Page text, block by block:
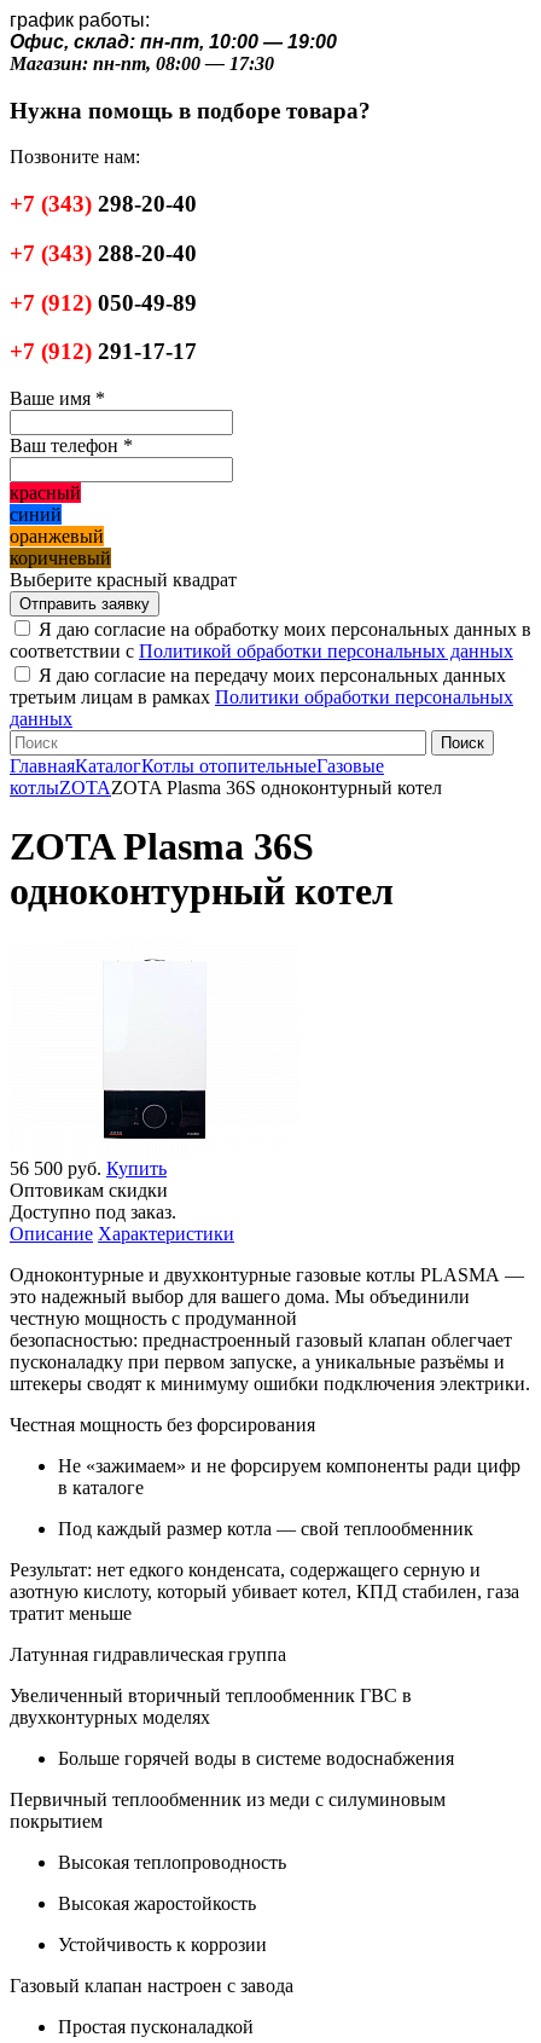
график работы:
Офис, склад: пн-пт, 10:00 — 19:00
Магазин: пн-пт, 08:00 — 17:30
Нужна помощь в подборе товара?
Позвоните нам:
+7 (343) 298-20-40
+7 (343) 288-20-40
+7 (912) 050-49-89
+7 (912) 291-17-17
Ваше имя *
Ваш телефон *
красный
синий
оранжевый
коричневый
Выберите красный квадрат
Я даю согласие на обработку моих персональных данных в
соответствии с Политикой обработки персональных данных
Я даю согласие на передачу моих персональных данных
третьим лицам в рамках Политики обработки персональных
данных
ГлавнаяКаталогКотлы отопительныеГазовые
котлыZOTAZOTA Plasma 36S одноконтурный котел
ZOTA Plasma 36S
одноконтурный котел
56 500 руб. Купить
Оптовикам скидки
Доступно под заказ.
Описание Характеристики
Одноконтурные и двухконтурные газовые котлы PLASMA —
это надежный выбор для вашего дома. Мы объединили
честную мощность с продуманной
безопасностью: преднастроенный газовый клапан облегчает
пусконаладку при первом запуске, а уникальные разъёмы и
штекеры сводят к минимуму ошибки подключения электрики.
Честная мощность без форсирования
Не «зажимаем» и не форсируем компоненты ради цифр
в каталоге
Под каждый размер котла — свой теплообменник
Результат: нет едкого конденсата, содержащего серную и
азотную кислоту, который убивает котел, КПД стабилен, газа
тратит меньше
Латунная гидравлическая группа
Увеличенный вторичный теплообменник ГВС в
двухконтурных моделях
Больше горячей воды в системе водоснабжения
Первичный теплообменник из меди с силуминовым
покрытием
Высокая теплопроводность
Высокая жаростойкость
Устойчивость к коррозии
Газовый клапан настроен с завода
Простая пусконаладкой